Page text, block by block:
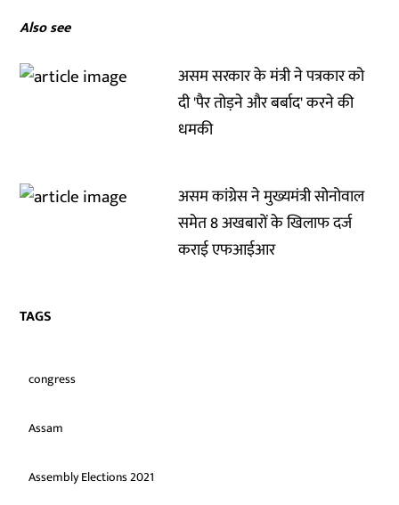
Also see
असम सरकार के मंत्री ने पत्रकार को
दी 'पैर तोड़ने और बर्बाद' करने की
धमकी
असम कांग्रेस ने मुख्यमंत्री सोनोवाल
समेत 8 अखबारों के खिलाफ दर्ज
कराई एफआईआर
TAGS
congress
Assam
Assembly Elections 2021